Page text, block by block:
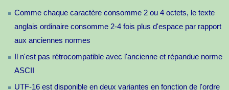
Comme chaque caractère consomme 2 ou 4 octets, le texte
anglais ordinaire consomme 2-4 fois plus d'espace par rapport
aux anciennes normes
Il n'est pas rétrocompatible avec l'ancienne et répandue norme
ASCII
UTF-16 est disponible en deux variantes en fonction de l'ordre